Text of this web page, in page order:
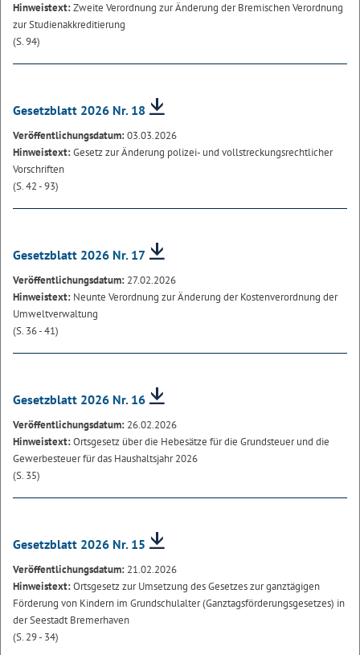
Hinweistext:Zweite Verordnung zur Änderung der Bremischen Verordnung
zur Studienakkreditierung
(S. 94)
Gesetzblatt 2026 Nr. 18
Veröffentlichungsdatum:03.03.2026
Hinweistext:Gesetz zur Änderung polizei- und vollstreckungsrechtlicher
Vorschriften
(S. 42 - 93)
Gesetzblatt 2026 Nr. 17
Veröffentlichungsdatum: 27.02.2026
Hinweistext: Neunte Verordnung zur Änderung der Kostenverordnung der
Umweltverwaltung
(S. 36 - 41)
Gesetzblatt 2026 Nr. 16
Veröffentlichungsdatum: 26.02.2026
Hinweistext:Ortsgesetz über die Hebesätze für die Grundsteuer und die
Gewerbesteuer für das Haushaltsjahr 2026
(S. 35)
Gesetzblatt 2026 Nr. 15
Veröffentlichungsdatum: 21.02.2026
Hinweistext:Ortsgesetz zur Umsetzung des Gesetzes zur ganztägigen
Förderung von Kindern im Grundschulalter (Ganztagsförderungsgesetzes) in
der Seestadt Bremerhaven
(S. 29 - 34)